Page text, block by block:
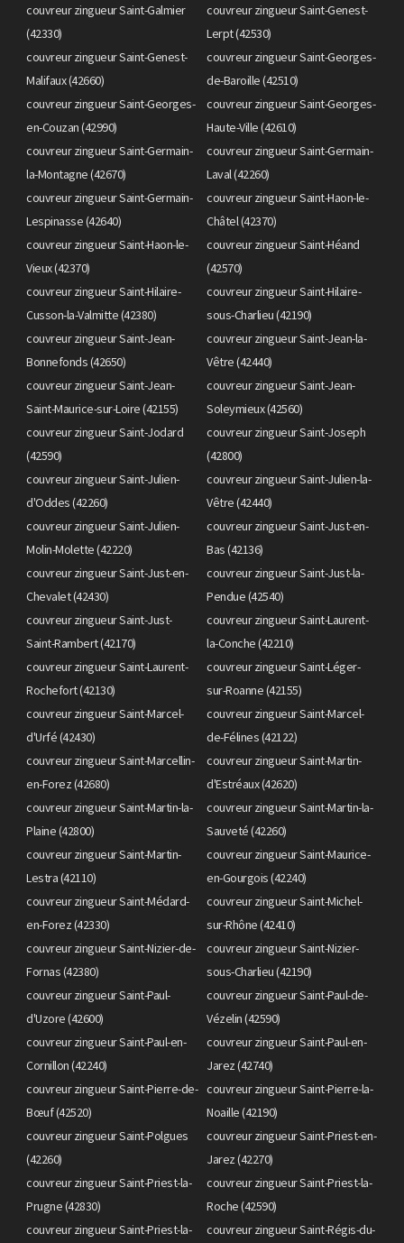
couvreur zingueur Saint-Galmier
(42330)
couvreur zingueur Saint-Genest-
Lerpt (42530)
couvreur zingueur Saint-Genest-
Malifaux (42660)
couvreur zingueur Saint-Georges-
de-Baroille (42510)
couvreur zingueur Saint-Georges-
en-Couzan (42990)
couvreur zingueur Saint-Georges-
Haute-Ville (42610)
couvreur zingueur Saint-Germain-
la-Montagne (42670)
couvreur zingueur Saint-Germain-
Laval (42260)
couvreur zingueur Saint-Germain-
Lespinasse (42640)
couvreur zingueur Saint-Haon-le-
Châtel (42370)
couvreur zingueur Saint-Haon-le-
Vieux (42370)
couvreur zingueur Saint-Héand
(42570)
couvreur zingueur Saint-Hilaire-
Cusson-la-Valmitte (42380)
couvreur zingueur Saint-Hilaire-
sous-Charlieu (42190)
couvreur zingueur Saint-Jean-
Bonnefonds (42650)
couvreur zingueur Saint-Jean-la-
Vêtre (42440)
couvreur zingueur Saint-Jean-
Saint-Maurice-sur-Loire (42155)
couvreur zingueur Saint-Jean-
Soleymieux (42560)
couvreur zingueur Saint-Jodard
(42590)
couvreur zingueur Saint-Joseph
(42800)
couvreur zingueur Saint-Julien-
d'Oddes (42260)
couvreur zingueur Saint-Julien-la-
Vêtre (42440)
couvreur zingueur Saint-Julien-
Molin-Molette (42220)
couvreur zingueur Saint-Just-en-
Bas (42136)
couvreur zingueur Saint-Just-en-
Chevalet (42430)
couvreur zingueur Saint-Just-la-
Pendue (42540)
couvreur zingueur Saint-Just-
Saint-Rambert (42170)
couvreur zingueur Saint-Laurent-
la-Conche (42210)
couvreur zingueur Saint-Laurent-
Rochefort (42130)
couvreur zingueur Saint-Léger-
sur-Roanne (42155)
couvreur zingueur Saint-Marcel-
d'Urfé (42430)
couvreur zingueur Saint-Marcel-
de-Félines (42122)
couvreur zingueur Saint-Marcellin-
en-Forez (42680)
couvreur zingueur Saint-Martin-
d'Estréaux (42620)
couvreur zingueur Saint-Martin-la-
Plaine (42800)
couvreur zingueur Saint-Martin-la-
Sauveté (42260)
couvreur zingueur Saint-Martin-
Lestra (42110)
couvreur zingueur Saint-Maurice-
en-Gourgois (42240)
couvreur zingueur Saint-Médard-
en-Forez (42330)
couvreur zingueur Saint-Michel-
sur-Rhône (42410)
couvreur zingueur Saint-Nizier-de-
Fornas (42380)
couvreur zingueur Saint-Nizier-
sous-Charlieu (42190)
couvreur zingueur Saint-Paul-
d'Uzore (42600)
couvreur zingueur Saint-Paul-de-
Vézelin (42590)
couvreur zingueur Saint-Paul-en-
Cornillon (42240)
couvreur zingueur Saint-Paul-en-
Jarez (42740)
couvreur zingueur Saint-Pierre-de-
Bœuf (42520)
couvreur zingueur Saint-Pierre-la-
Noaille (42190)
couvreur zingueur Saint-Polgues
(42260)
couvreur zingueur Saint-Priest-en-
Jarez (42270)
couvreur zingueur Saint-Priest-la-
Prugne (42830)
couvreur zingueur Saint-Priest-la-
Roche (42590)
couvreur zingueur Saint-Priest-la-
couvreur zingueur Saint-Régis-du-